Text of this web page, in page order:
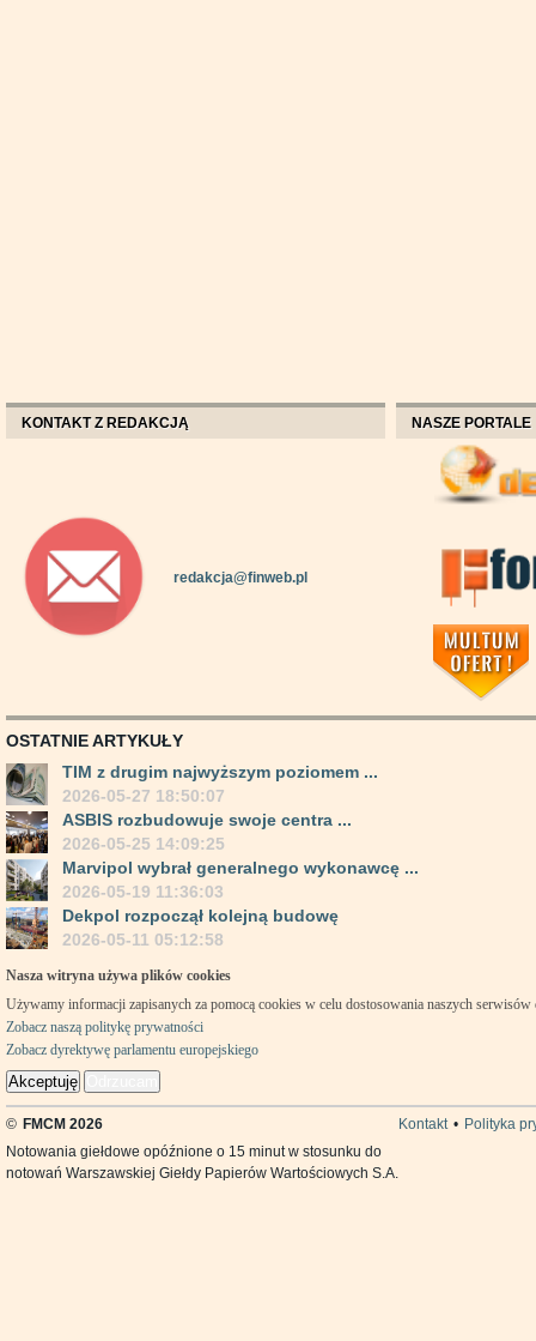
KONTAKT Z REDAKCJĄ
redakcja@finweb.pl
NASZE PORTALE
OSTATNIE ARTYKUŁY
TIM z drugim najwyższym poziomem ...
2026-05-27 18:50:07
ASBIS rozbudowuje swoje centra ...
2026-05-25 14:09:25
Marvipol wybrał generalnego wykonawcę ...
2026-05-19 11:36:03
Dekpol rozpoczął kolejną budowę
2026-05-11 05:12:58
Nasza witryna używa plików cookies
Używamy informacji zapisanych za pomocą cookies w celu dostosowania naszych
Zobacz naszą politykę prywatności
Zobacz dyrektywę parlamentu europejskiego
Akceptuję
© FMCM 2026 Kontakt • Polityka
Notowania giełdowe opóźnione o 15 minut w stosunku do
notowań Warszawskiej Giełdy Papierów Wartościowych S.A.